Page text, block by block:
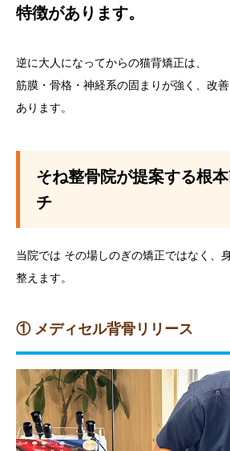
特徴があります。
逆に大人になってからの猫背矯正は、
筋膜・骨格・神経系の固まりが強く、改
あります。
そね整骨院が提案する根
チ
当院では その場しのぎの矯正ではなく、
整えます。
① メディセル背骨リリース